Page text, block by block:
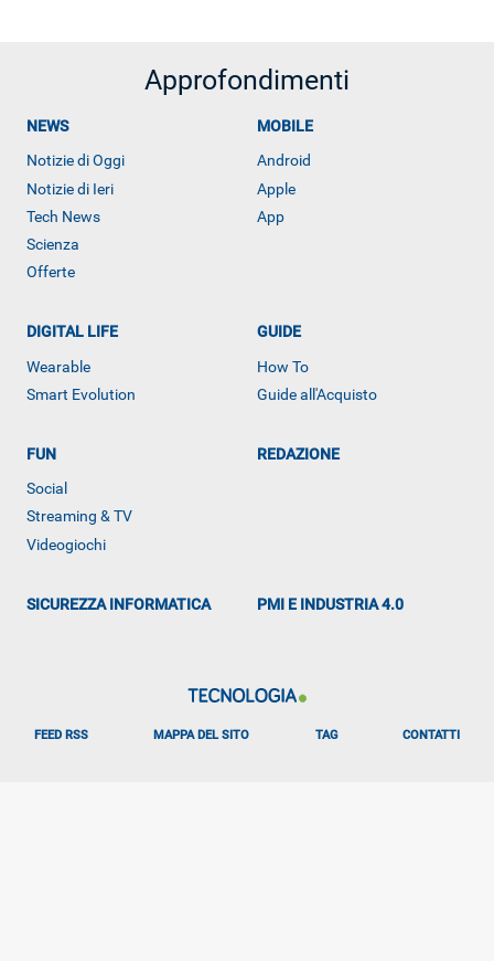
Approfondimenti
NEWS
Notizie di Oggi
Notizie di Ieri
Tech News
Scienza
Offerte
MOBILE
Android
Apple
App
DIGITAL LIFE
Wearable
Smart Evolution
GUIDE
How To
Guide all'Acquisto
FUN
Social
Streaming & TV
Videogiochi
REDAZIONE
SICUREZZA INFORMATICA PMI E INDUSTRIA 4.0
FEED RSS MAPPA DEL SITO TAG CONTATTI